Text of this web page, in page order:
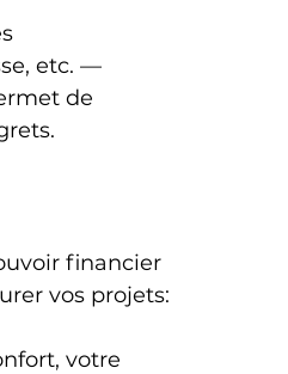
etc. —
de
financier
vos projets:
votre